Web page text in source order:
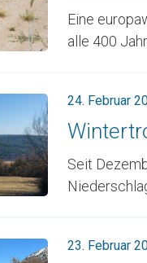
Eine
alle 400
24. Februar
Seit
23. Februar